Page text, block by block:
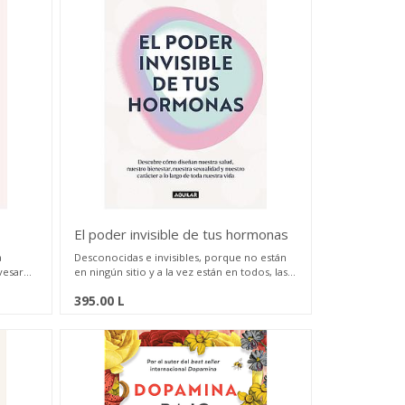
el
y
la
El poder invisible de tus hormonas
Desconocidas e invisibles, porque no están
en ningún sitio y a la vez están en todos, las
arquitectas de nuestra biología, tanto la
diseñan y mueven sigilosamente los hilos
que hacen funcionar todo nuestro
organismo desde que apenas somos un
óvulo fertilizado hasta nuestro último
segundo de vida.
395.00 L